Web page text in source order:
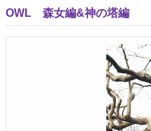
v
i
OWL 森女編&神の塔編